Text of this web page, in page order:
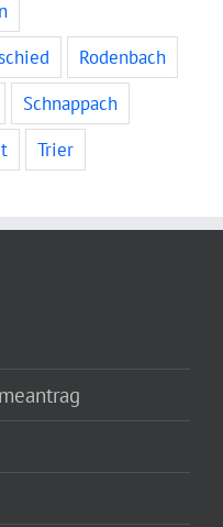
Rodenbach
Schnappach
Trier